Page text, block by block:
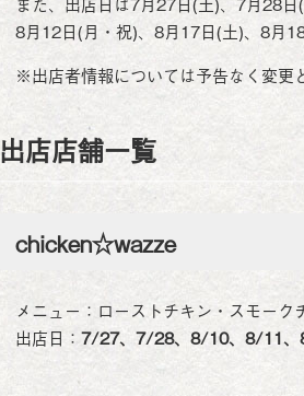
8月12日(月・祝)、8月17日(土)、8月
※出店者情報については予告なく変更
出店店舗一覧
chicken☆wazze
メニュー：ローストチキン・スモー
出店日： 7/27、7/28、8/10、8/11